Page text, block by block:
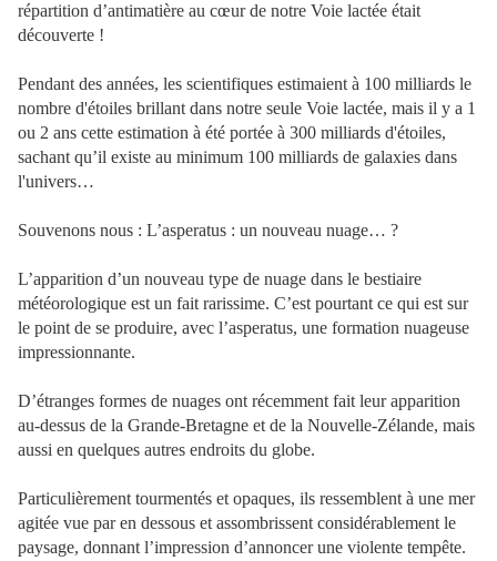
répartition d’antimatière au cœur de notre Voie lactée était
découverte !
Pendant des années, les scientifiques estimaient à 100 milliards le
nombre d'étoiles brillant dans notre seule Voie lactée, mais il y a 1
ou 2 ans cette estimation à été portée à 300 milliards d'étoiles,
sachant qu’il existe au minimum 100 milliards de galaxies dans
l'univers…
Souvenons nous : L’asperatus : un nouveau nuage… ?
L’apparition d’un nouveau type de nuage dans le bestiaire
météorologique est un fait rarissime. C’est pourtant ce qui est sur
le point de se produire, avec l’asperatus, une formation nuageuse
impressionnante.
D’étranges formes de nuages ont récemment fait leur apparition
au-dessus de la Grande-Bretagne et de la Nouvelle-Zélande, mais
aussi en quelques autres endroits du globe.
Particulièrement tourmentés et opaques, ils ressemblent à une mer
agitée vue par en dessous et assombrissent considérablement le
paysage, donnant l’impression d’annoncer une violente tempête.